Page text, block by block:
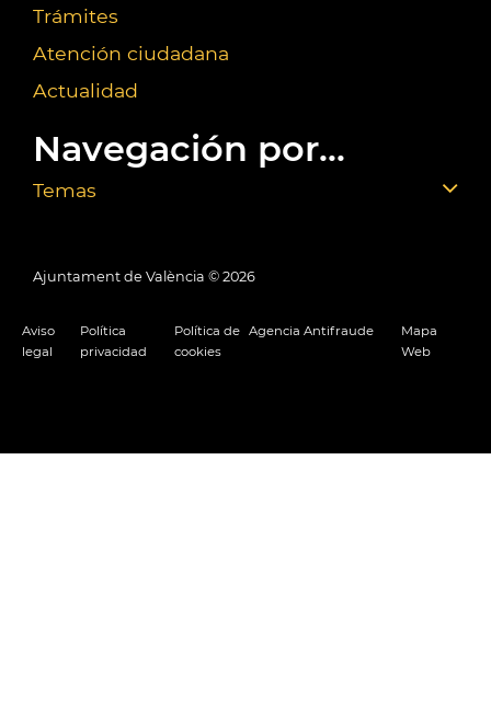
Trámites
Atención ciudadana
Actualidad
Navegación por...
Temas
Ajuntament de València © 2026
Aviso
legal
Política
privacidad
Política de
cookies
Agencia Antifraude
Mapa
Web